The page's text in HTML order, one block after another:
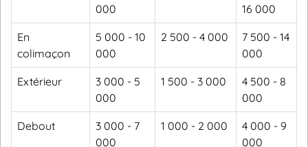
000
16 000
En
colimaçon
5 000 - 10
000
2 500 - 4 000
7 500 - 14
000
Extérieur
3 000 - 5
000
1 500 - 3 000
4 500 - 8
000
Debout
3 000 - 7
000
1 000 - 2 000
4 000 - 9
000